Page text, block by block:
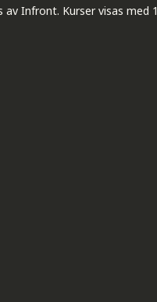
Infront. Kurser visas med